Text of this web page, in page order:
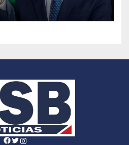
Espriella
Facebook
Twitter
Instagram